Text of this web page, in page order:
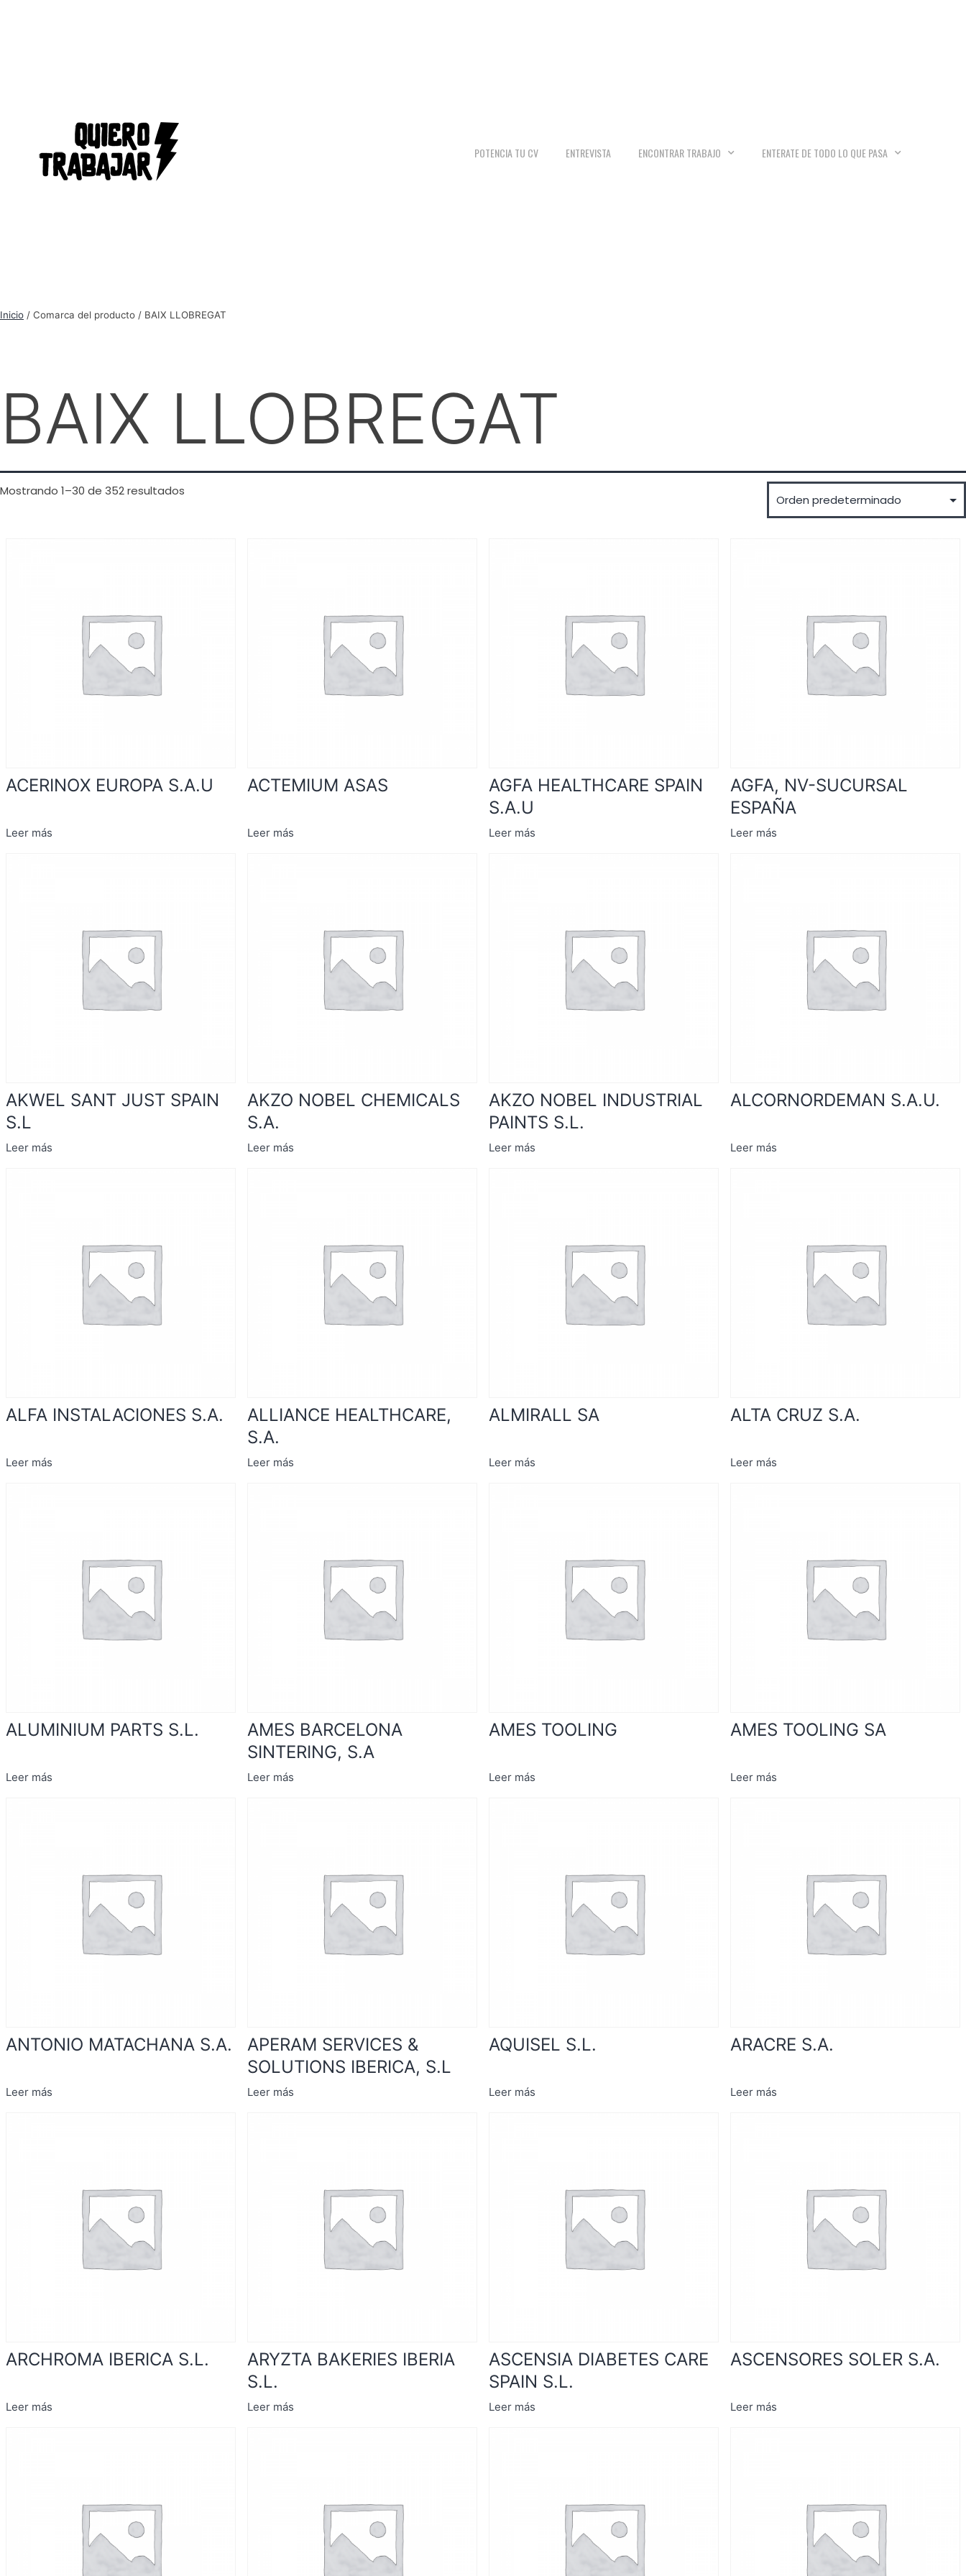
POTENCIA TU CV ENTREVISTA ENCONTRAR TRABAJO ENTERATE DE TODO LO QUE PASA
Inicio / Comarca del producto / BAIX LLOBREGAT
BAIX LLOBREGAT
Mostrando 1–30 de 352 resultados
ACERINOX EUROPA S.A.U
Leer más
ACTEMIUM ASAS
Leer más
AGFA HEALTHCARE SPAIN
S.A.U
Leer más
AGFA, NV-SUCURSAL
ESPAÑA
Leer más
AKWEL SANT JUST SPAIN
S.L
Leer más
AKZO NOBEL CHEMICALS
S.A.
Leer más
AKZO NOBEL INDUSTRIAL
PAINTS S.L.
Leer más
ALCORNORDEMAN S.A.U.
Leer más
ALFA INSTALACIONES S.A.
Leer más
ALLIANCE HEALTHCARE,
S.A.
Leer más
ALMIRALL SA
Leer más
ALTA CRUZ S.A.
Leer más
ALUMINIUM PARTS S.L.
Leer más
AMES BARCELONA
SINTERING, S.A
Leer más
AMES TOOLING
Leer más
AMES TOOLING SA
Leer más
ANTONIO MATACHANA S.A.
Leer más
APERAM SERVICES &
SOLUTIONS IBERICA, S.L
Leer más
AQUISEL S.L.
Leer más
ARACRE S.A.
Leer más
ARCHROMA IBERICA S.L.
Leer más
ARYZTA BAKERIES IBERIA
S.L.
Leer más
ASCENSIA DIABETES CARE
SPAIN S.L.
Leer más
ASCENSORES SOLER S.A.
Leer más